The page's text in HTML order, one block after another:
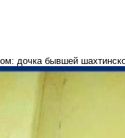
дочка бывшей